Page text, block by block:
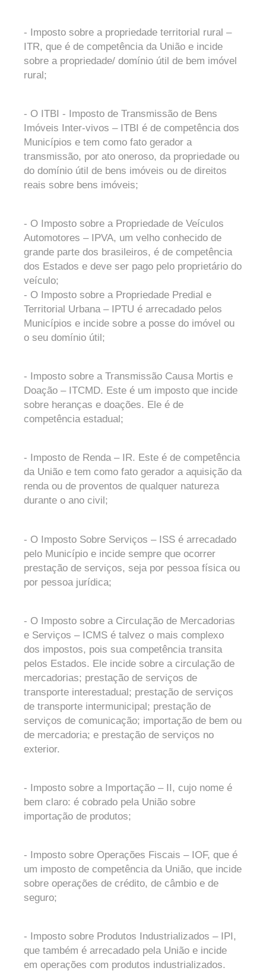
- Imposto sobre a propriedade territorial rural –
ITR, que é de competência da União e incide
sobre a propriedade/ domínio útil de bem imóvel
rural;
- O ITBI - Imposto de Transmissão de Bens
Imóveis Inter-vivos – ITBI é de competência dos
Municípios e tem como fato gerador a
transmissão, por ato oneroso, da propriedade ou
do domínio útil de bens imóveis ou de direitos
reais sobre bens imóveis;
- O Imposto sobre a Propriedade de Veículos
Automotores – IPVA, um velho conhecido de
grande parte dos brasileiros, é de competência
dos Estados e deve ser pago pelo proprietário do
veículo;
- O Imposto sobre a Propriedade Predial e
Territorial Urbana – IPTU é arrecadado pelos
Municípios e incide sobre a posse do imóvel ou
o seu domínio útil;
- Imposto sobre a Transmissão Causa Mortis e
Doação – ITCMD. Este é um imposto que incide
sobre heranças e doações. Ele é de
competência estadual;
- Imposto de Renda – IR. Este é de competência
da União e tem como fato gerador a aquisição da
renda ou de proventos de qualquer natureza
durante o ano civil;
- O Imposto Sobre Serviços – ISS é arrecadado
pelo Município e incide sempre que ocorrer
prestação de serviços, seja por pessoa física ou
por pessoa jurídica;
- O Imposto sobre a Circulação de Mercadorias
e Serviços – ICMS é talvez o mais complexo
dos impostos, pois sua competência transita
pelos Estados. Ele incide sobre a circulação de
mercadorias; prestação de serviços de
transporte interestadual; prestação de serviços
de transporte intermunicipal; prestação de
serviços de comunicação; importação de bem ou
de mercadoria; e prestação de serviços no
exterior.
- Imposto sobre a Importação – II, cujo nome é
bem claro: é cobrado pela União sobre
importação de produtos;
- Imposto sobre Operações Fiscais – IOF, que é
um imposto de competência da União, que incide
sobre operações de crédito, de câmbio e de
seguro;
- Imposto sobre Produtos Industrializados – IPI,
que também é arrecadado pela União e incide
em operações com produtos industrializados.